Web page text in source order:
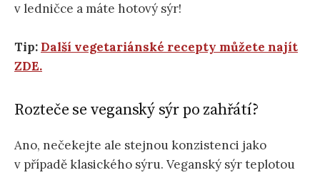
v ledničce a máte hotový sýr!
Tip: Další vegetariánské recepty můžete najít
ZDE.
Rozteče se veganský sýr po zahřátí?
Ano, nečekejte ale stejnou konzistenci jako
v případě klasického sýru. Veganský sýr teplotou